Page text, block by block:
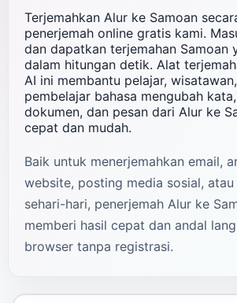
Terjemahkan Alur ke Samoan
penerjemah online gratis kami.
dan dapatkan terjemahan Samoan
dalam hitungan detik. Alat
AI ini membantu pelajar,
pembelajar bahasa mengubah
dokumen, dan pesan dari Alur ke
cepat dan mudah.
Baik untuk menerjemahkan email,
website, posting media sosial,
sehari-hari, penerjemah Alur ke
memberi hasil cepat dan andal
browser tanpa registrasi.